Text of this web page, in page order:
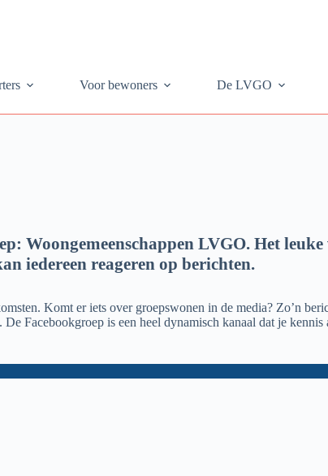
Voor bewoners De LVGO
Woongemeenschappen LVGO. Het
iedereen reageren op berichten.
Komt er iets over groepswonen in de media? Zo’n
Facebookgroep is een heel dynamisch kanaal dat je